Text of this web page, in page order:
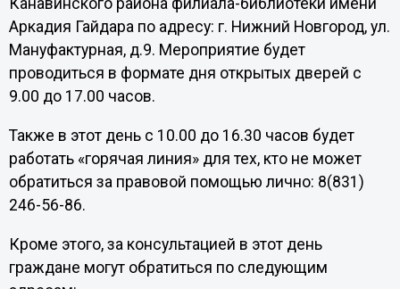
Канавинского района филиала-библиотеки имени
Аркадия Гайдара по адресу: г. Нижний Новгород, ул.
Мануфактурная, д.9. Мероприятие будет
проводиться в формате дня открытых дверей с
9.00 до 17.00 часов.
Также в этот день с 10.00 до 16.30 часов будет
работать «горячая линия» для тех, кто не может
обратиться за правовой помощью лично: 8(831)
246-56-86.
Кроме этого, за консультацией в этот день
граждане могут обратиться по следующим